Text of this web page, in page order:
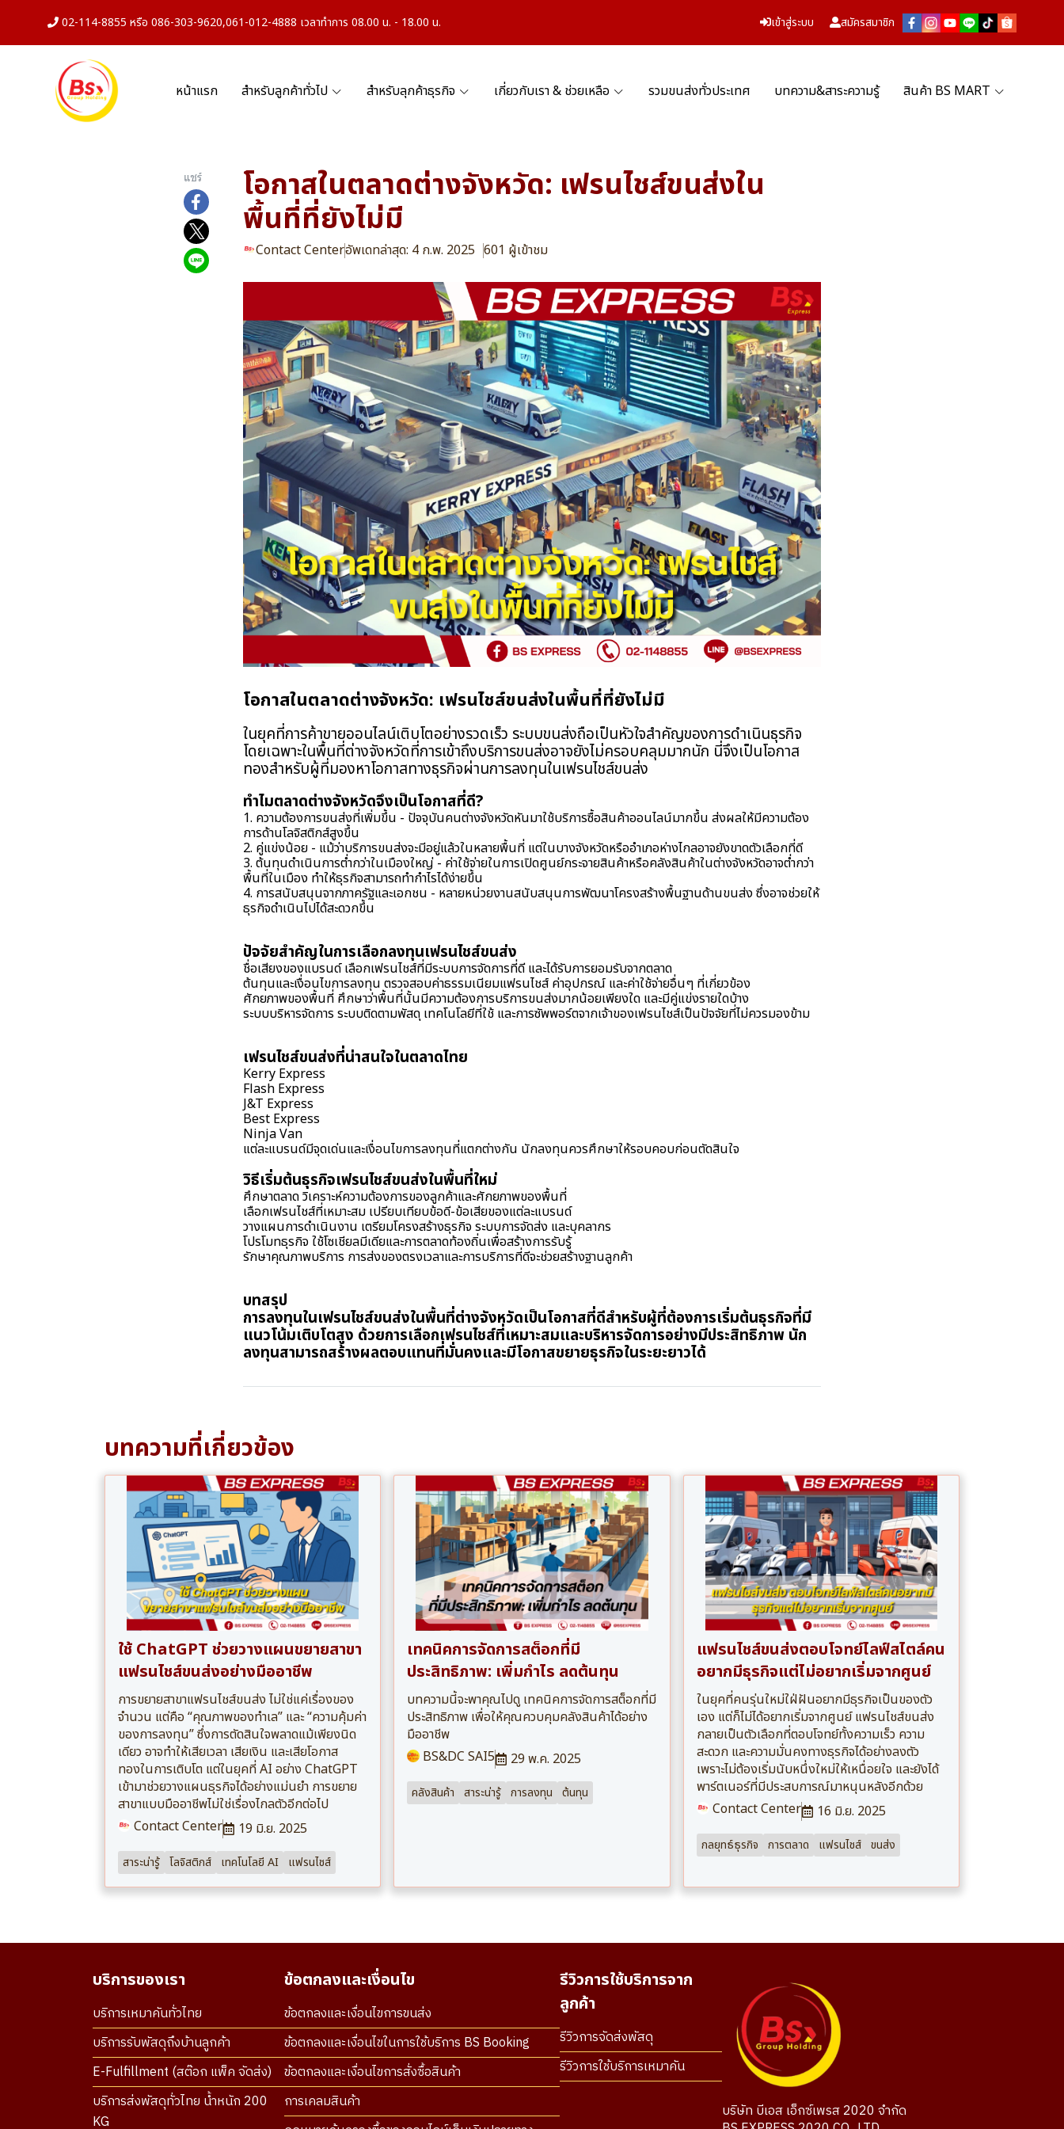
02-114-8855 หรือ 086-303-9620,061-012-4888 เวลาทำการ 08.00 น. - 18.00 น. เข้าสู่ระบบ สมัครสมาชิก
หน้าแรก สำหรับลูกค้าทั่วไป สำหรับลุกค้าธุรกิจ เกี่ยวกับเรา & ช่วยเหลือ รวมขนส่งทั่วประเทศ บทความ&สาระความรู้ สินค้า BS MART
แชร์ โอกาสในตลาดต่างจังหวัด: เฟรนไชส์ขนส่งใน
พื้นที่ที่ยังไม่มี
Contact Centerอัพเดทล่าสุด: 4 ก.พ. 2025 601 ผู้เข้าชม
โอกาสในตลาดต่างจังหวัด: เฟรนไชส์ขนส่งในพื้นที่ที่ยังไม่มี
ในยุคที่การค้าขายออนไลน์เติบโตอย่างรวดเร็ว ระบบขนส่งถือเป็นหัวใจสำคัญของการดำเนินธุรกิจ
โดยเฉพาะในพื้นที่ต่างจังหวัดที่การเข้าถึงบริการขนส่งอาจยังไม่ครอบคลุมมากนัก นี่จึงเป็นโอกาส
ทองสำหรับผู้ที่มองหาโอกาสทางธุรกิจผ่านการลงทุนในเฟรนไชส์ขนส่ง
ทำไมตลาดต่างจังหวัดจึงเป็นโอกาสที่ดี?
1. ความต้องการขนส่งที่เพิ่มขึ้น - ปัจจุบันคนต่างจังหวัดหันมาใช้บริการซื้อสินค้าออนไลน์มากขึ้น ส่งผลให้มีความต้อง
การด้านโลจิสติกส์สูงขึ้น
2. คู่แข่งน้อย - แม้ว่าบริการขนส่งจะมีอยู่แล้วในหลายพื้นที่ แต่ในบางจังหวัดหรืออำเภอห่างไกลอาจยังขาดตัวเลือกที่ดี
3. ต้นทุนดำเนินการต่ำกว่าในเมืองใหญ่ - ค่าใช้จ่ายในการเปิดศูนย์กระจายสินค้าหรือคลังสินค้าในต่างจังหวัดอาจต่ำกว่า
พื้นที่ในเมือง ทำให้ธุรกิจสามารถทำกำไรได้ง่ายขึ้น
4. การสนับสนุนจากภาครัฐและเอกชน - หลายหน่วยงานสนับสนุนการพัฒนาโครงสร้างพื้นฐานด้านขนส่ง ซึ่งอาจช่วยให้
ธุรกิจดำเนินไปได้สะดวกขึ้น
ปัจจัยสำคัญในการเลือกลงทุนเฟรนไชส์ขนส่ง
ชื่อเสียงของแบรนด์ เลือกเฟรนไชส์ที่มีระบบการจัดการที่ดี และได้รับการยอมรับจากตลาด
ต้นทุนและเงื่อนไขการลงทุน ตรวจสอบค่าธรรมเนียมแฟรนไชส์ ค่าอุปกรณ์ และค่าใช้จ่ายอื่นๆ ที่เกี่ยวข้อง
ศักยภาพของพื้นที่ ศึกษาว่าพื้นที่นั้นมีความต้องการบริการขนส่งมากน้อยเพียงใด และมีคู่แข่งรายใดบ้าง
ระบบบริหารจัดการ ระบบติดตามพัสดุ เทคโนโลยีที่ใช้ และการซัพพอร์ตจากเจ้าของเฟรนไชส์เป็นปัจจัยที่ไม่ควรมองข้าม
เฟรนไชส์ขนส่งที่น่าสนใจในตลาดไทย
Kerry Express
Flash Express
J&T Express
Best Express
Ninja Van
แต่ละแบรนด์มีจุดเด่นและเงื่อนไขการลงทุนที่แตกต่างกัน นักลงทุนควรศึกษาให้รอบคอบก่อนตัดสินใจ
วิธีเริ่มต้นธุรกิจเฟรนไชส์ขนส่งในพื้นที่ใหม่
ศึกษาตลาด วิเคราะห์ความต้องการของลูกค้าและศักยภาพของพื้นที่
เลือกเฟรนไชส์ที่เหมาะสม เปรียบเทียบข้อดี-ข้อเสียของแต่ละแบรนด์
วางแผนการดำเนินงาน เตรียมโครงสร้างธุรกิจ ระบบการจัดส่ง และบุคลากร
โปรโมทธุรกิจ ใช้โซเชียลมีเดียและการตลาดท้องถิ่นเพื่อสร้างการรับรู้
รักษาคุณภาพบริการ การส่งของตรงเวลาและการบริการที่ดีจะช่วยสร้างฐานลูกค้า
บทสรุป
การลงทุนในเฟรนไชส์ขนส่งในพื้นที่ต่างจังหวัดเป็นโอกาสที่ดีสำหรับผู้ที่ต้องการเริ่มต้นธุรกิจที่มี
แนวโน้มเติบโตสูง ด้วยการเลือกเฟรนไชส์ที่เหมาะสมและบริหารจัดการอย่างมีประสิทธิภาพ นัก
ลงทุนสามารถสร้างผลตอบแทนที่มั่นคงและมีโอกาสขยายธุรกิจในระยะยาวได้
บทความที่เกี่ยวข้อง
ใช้ ChatGPT ช่วยวางแผนขยายสาขา
แฟรนไชส์ขนส่งอย่างมืออาชีพ
การขยายสาขาแฟรนไชส์ขนส่ง ไม่ใช่แค่เรื่องของ
จำนวน แต่คือ “คุณภาพของทำเล” และ “ความคุ้มค่า
ของการลงทุน” ซึ่งการตัดสินใจพลาดแม้เพียงนิด
เดียว อาจทำให้เสียเวลา เสียเงิน และเสียโอกาส
ทองในการเติบโต แต่ในยุคที่ AI อย่าง ChatGPT
เข้ามาช่วยวางแผนธุรกิจได้อย่างแม่นยำ การขยาย
สาขาแบบมืออาชีพไม่ใช่เรื่องไกลตัวอีกต่อไป
Contact Center
19 มิ.ย. 2025
สาระน่ารู้ โลจิสติกส์ เทคโนโลยี AI แฟรนไชส์
เทคนิคการจัดการสต็อกที่มี
ประสิทธิภาพ: เพิ่มกำไร ลดต้นทุน
บทความนี้จะพาคุณไปดู เทคนิคการจัดการสต็อกที่มี
ประสิทธิภาพ เพื่อให้คุณควบคุมคลังสินค้าได้อย่าง
มืออาชีพ
BS&DC SAI5
29 พ.ค. 2025
คลังสินค้า สาระน่ารู้ การลงทุน ต้นทุน
แฟรนไชส์ขนส่งตอบโจทย์ไลฟ์สไตล์คน
อยากมีธุรกิจแต่ไม่อยากเริ่มจากศูนย์
ในยุคที่คนรุ่นใหม่ใฝ่ฝันอยากมีธุรกิจเป็นของตัว
เอง แต่ก็ไม่ได้อยากเริ่มจากศูนย์ แฟรนไชส์ขนส่ง
กลายเป็นตัวเลือกที่ตอบโจทย์ทั้งความเร็ว ความ
สะดวก และความมั่นคงทางธุรกิจได้อย่างลงตัว
เพราะไม่ต้องเริ่มนับหนึ่งใหม่ให้เหนื่อยใจ และยังได้
พาร์ตเนอร์ที่มีประสบการณ์มาหนุนหลังอีกด้วย
Contact Center
16 มิ.ย. 2025
กลยุทธ์ธุรกิจ การตลาด แฟรนไชส์ ขนส่ง
บริการของเรา
บริการเหมาคันทั่วไทย
บริการรับพัสดุถึงบ้านลูกค้า
E-Fulfillment (สต๊อก แพ็ค จัดส่ง)
บริการส่งพัสดุทั่วไทย น้ำหนัก 200
KG
ข้อตกลงและเงื่อนไข
ข้อตกลงและเงื่อนไขการขนส่ง
ข้อตกลงและเงื่อนไขในการใช้บริการ BS Booking
ข้อตกลงและเงื่อนไขการสั่งซื้อสินค้า
การเคลมสินค้า
รีวิวการใช้บริการจาก
ลูกค้า
รีวิวการจัดส่งพัสดุ
รีวิวการใช้บริการเหมาคัน
บริษัท บีเอส เอ็กซ์เพรส 2020 จำกัด